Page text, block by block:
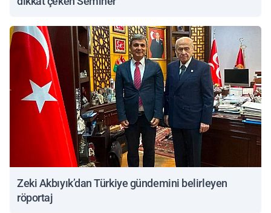
Zeki Akbıyık’dan Türkiye gündemini belirleyen
röportaj